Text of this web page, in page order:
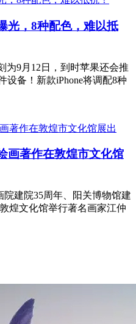
光，8种配色，难以抵
为9月12日，到时苹果还会推
设备！新款iPhone将调配8种
画著作在敦煌市文化馆
院建院35周年、阳关博物馆建
煌文化馆举行著名画家江仲